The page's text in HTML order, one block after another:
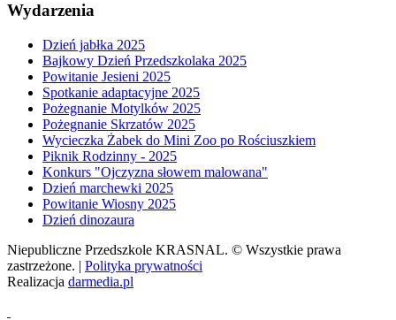
Wydarzenia
Dzień jabłka 2025
Bajkowy Dzień Przedszkolaka 2025
Powitanie Jesieni 2025
Spotkanie adaptacyjne 2025
Pożegnanie Motylków 2025
Pożegnanie Skrzatów 2025
Wycieczka Żabek do Mini Zoo po Rościuszkiem
Piknik Rodzinny - 2025
Konkurs "Ojczyzna słowem malowana"
Dzień marchewki 2025
Powitanie Wiosny 2025
Dzień dinozaura
Niepubliczne Przedszkole KRASNAL. © Wszystkie prawa
zastrzeżone. | Polityka prywatności
Realizacja darmedia.pl